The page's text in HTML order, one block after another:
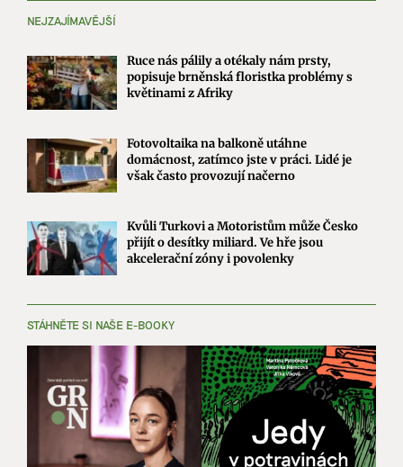
NEJZAJÍMAVĚJŠÍ
Ruce nás pálily a otékaly nám prsty,
popisuje brněnská floristka problémy s
květinami z Afriky
Fotovoltaika na balkoně utáhne
domácnost, zatímco jste v práci. Lidé je
však často provozují načerno
Kvůli Turkovi a Motoristům může Česko
přijít o desítky miliard. Ve hře jsou
akcelerační zóny i povolenky
STÁHNĚTE SI NAŠE E-BOOKY